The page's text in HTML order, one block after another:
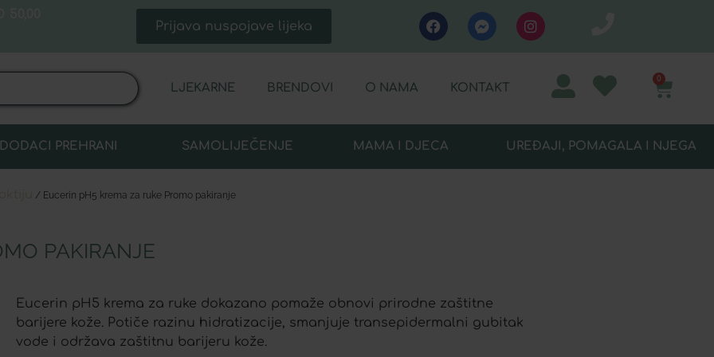
Prijava nuspojave lijeka
LJEKARNE BRENDOVI O NAMA KONTAKT
0
DODACI PREHRANI SAMOLIJEČENJE MAMA I DJECA UREĐAJI, POMAGALA I NJEGA
/ Eucerin pH5 krema za ruke Promo pakiranje
PAKIRANJE
Eucerin pH5 krema za ruke dokazano pomaže obnovi prirodne zaštitne
barijere kože. Potiče razinu hidratizacije, smanjuje transepidermalni gubitak
vode i održava zaštitnu barijeru kože.